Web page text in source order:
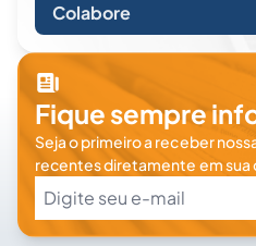
Colabore
Fique sempre
Seja o primeiro a receber
recentes diretamente em sua